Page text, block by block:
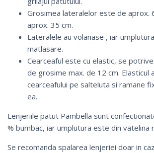
Grosimea lateralelor este de aprox.
aprox. 35 cm.
Lateralele au volanase , iar
matlasare.
Cearceaful este cu elastic, se
de grosime max. de 12 cm. Elasticul
cearceafului pe salteluta si ramane
ea.
Lenjeriile patut Pambella sunt
% bumbac, iar umplutura este din vatelina
Se recomanda spalarea lenjeriei doar in